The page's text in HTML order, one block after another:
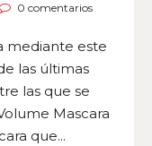
0 comentarios
mediante este
las últimas
las que se
Mascara
que...